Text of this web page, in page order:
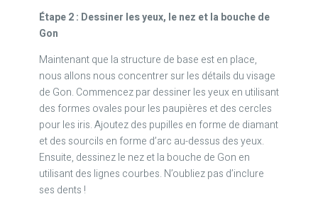
Étape 2 : Dessiner les yeux, le nez et la bouche de
Gon
Maintenant que la structure de base est en place,
nous allons nous concentrer sur les détails du visage
de Gon. Commencez par dessiner les yeux en utilisant
des formes ovales pour les paupières et des cercles
pour les iris. Ajoutez des pupilles en forme de diamant
et des sourcils en forme d’arc au-dessus des yeux.
Ensuite, dessinez le nez et la bouche de Gon en
utilisant des lignes courbes. N’oubliez pas d’inclure
ses dents !